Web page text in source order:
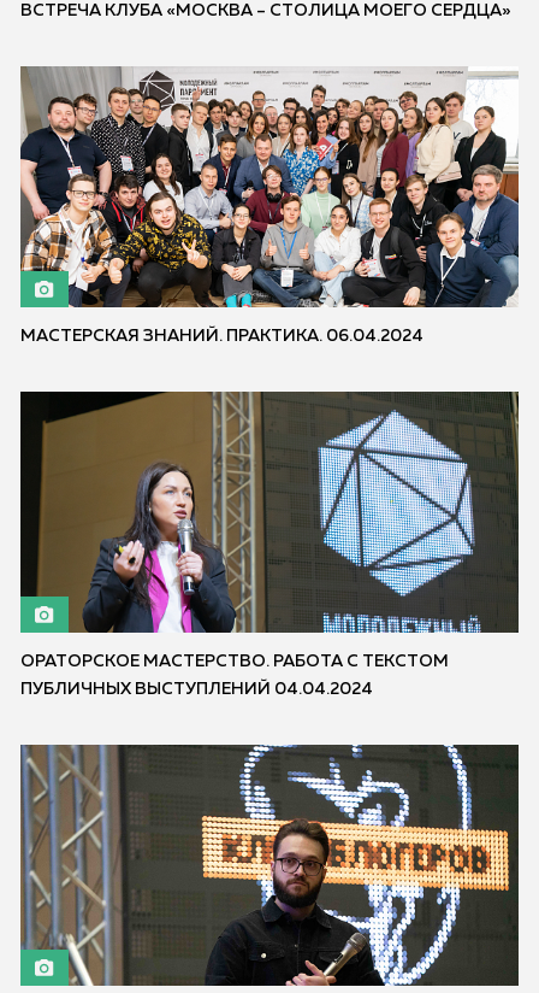
ВСТРЕЧА КЛУБА «МОСКВА – СТОЛИЦА МОЕГО СЕРДЦА»
МАСТЕРСКАЯ ЗНАНИЙ. ПРАКТИКА. 06.04.2024
ОРАТОРСКОЕ МАСТЕРСТВО. РАБОТА С ТЕКСТОМ
ПУБЛИЧНЫХ ВЫСТУПЛЕНИЙ 04.04.2024